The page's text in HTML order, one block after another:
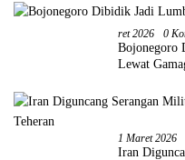
Ret 2026
0
Bojonegoro
Lewat
1 Maret 2026
Iran